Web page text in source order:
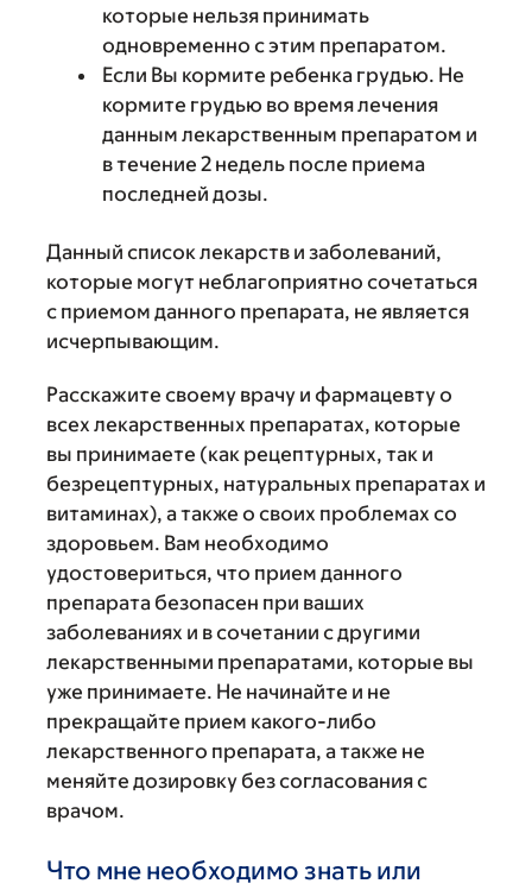
которые нельзя принимать
одновременно с этим препаратом.
Если Вы кормите ребенка грудью. Не
кормите грудью во время лечения
данным лекарственным препаратом и
в течение 2 недель после приема
последней дозы.
Данный список лекарств и заболеваний,
которые могут неблагоприятно сочетаться
с приемом данного препарата, не является
исчерпывающим.
Расскажите своему врачу и фармацевту о
всех лекарственных препаратах, которые
вы принимаете (как рецептурных, так и
безрецептурных, натуральных препаратах и
витаминах), а также о своих проблемах со
здоровьем. Вам необходимо
удостовериться, что прием данного
препарата безопасен при ваших
заболеваниях и в сочетании с другими
лекарственными препаратами, которые вы
уже принимаете. Не начинайте и не
прекращайте прием какого-либо
лекарственного препарата, а также не
меняйте дозировку без согласования с
врачом.
Что мне необходимо знать или